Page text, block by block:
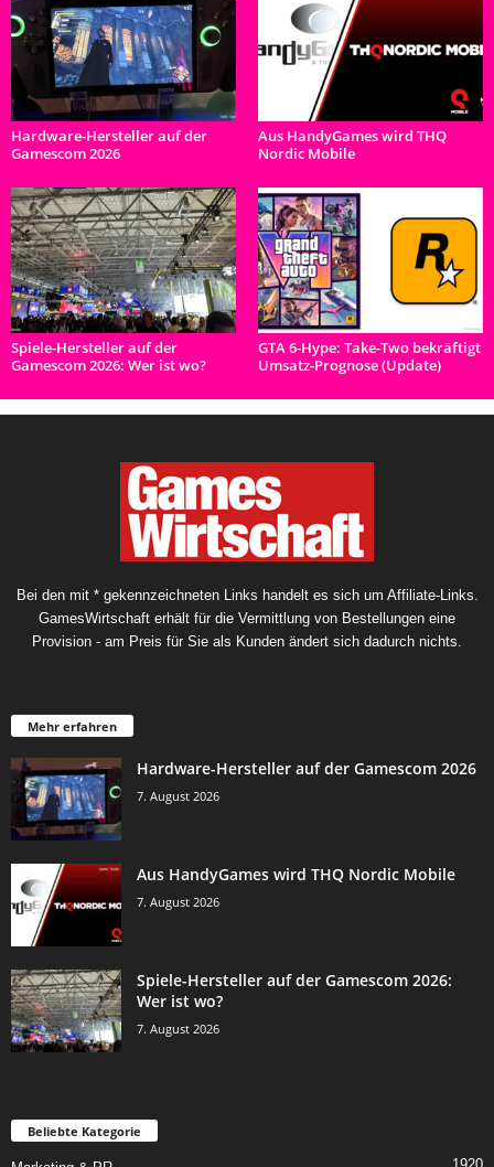
Hardware-Hersteller auf der
Gamescom 2026
Aus HandyGames wird THQ
Nordic Mobile
Spiele-Hersteller auf der
Gamescom 2026: Wer ist wo?
GTA 6-Hype: Take-Two bekräftigt
Umsatz-Prognose (Update)
Bei den mit * gekennzeichneten Links handelt es sich um Affiliate-Links.
GamesWirtschaft erhält für die Vermittlung von Bestellungen eine
Provision - am Preis für Sie als Kunden ändert sich dadurch nichts.
Mehr erfahren
Hardware-Hersteller auf der Gamescom 2026
7. August 2026
Aus HandyGames wird THQ Nordic Mobile
7. August 2026
Spiele-Hersteller auf der Gamescom 2026:
Wer ist wo?
7. August 2026
Beliebte Kategorie